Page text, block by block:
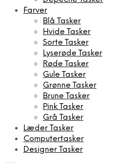
Farver
Blå Tasker
Hvide Tasker
Sorte Tasker
Lyserøde Tasker
Røde Tasker
Gule Tasker
Grønne Tasker
Brune Tasker
Pink Tasker
Grå Tasker
Læder Tasker
Computertasker
Designer Tasker